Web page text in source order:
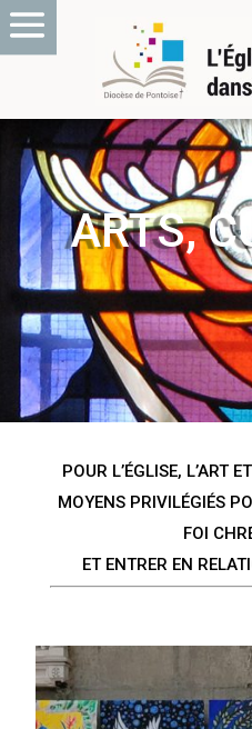
ARTS,
POUR L’ÉGLISE, L’ART
MOYENS PRIVILÉGIÉS
FOI
ET ENTRER EN